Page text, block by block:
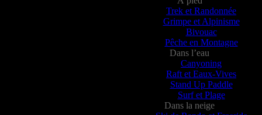
Trek et Randonnée
Grimpe et Alpinisme
Bivouac
Pêche en Montagne
Dans l’eau
Canyoning
Raft et Eaux-Vives
Stand Up Paddle
Surf et Plage
Dans la neige